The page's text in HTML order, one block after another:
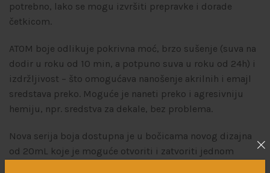
potrebno, lako se mogu izvršiti prepravke i dorade
četkicom.
ATOM boje odlikuje pokrivna moć, brzo sušenje (suva na
dodir u roku od 10 min, a potpuno suva u roku od 24h) i
izdržljivost – što omogućava nanošenje akrilnih i emajl
sredstava preko. Moguće je naneti preko i agresivniju
hemiju, npr. sredstva za dekale, bez problema.
Nova serija boja dostupna je u bočicama novog dizajna
od 20mL koje je moguće otvoriti i zatvoriti jednom